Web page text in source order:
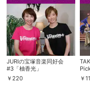
会員設定 会員情報
会員情報変更
JURIの宝塚音楽同好会
#3「柚香光」
￥220
大
色
￥